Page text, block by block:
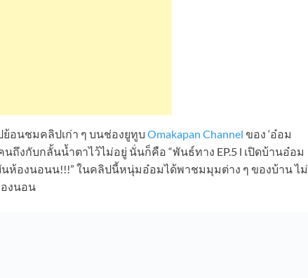
อนชมคลิปเก่า ๆ บนช่องยูทูบ Omakapan Channel ของ ‘อ๋อม
ถึงกับกลั้นน้ำตาไว้ไม่อยู่ นั่นก็คือ “พันธ์ทาง EP.5 l เปิดบ้านอ๋อม
ห้องนอนน!!!” ในคลิปนี้หนุ่มอ๋อมได้พาชมมุมต่าง ๆ ของบ้าน ไม่
องนอน